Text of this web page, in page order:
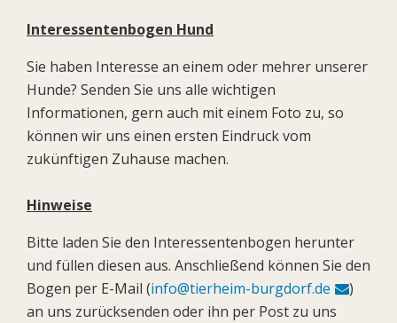
Interessentenbogen Hund
Sie haben Interesse an einem oder mehrer unserer
Hunde? Senden Sie uns alle wichtigen
Informationen, gern auch mit einem Foto zu, so
können wir uns einen ersten Eindruck vom
zukünftigen Zuhause machen.
Hinweise
Bitte laden Sie den Interessentenbogen herunter
und füllen diesen aus. Anschließend können Sie den
Bogen per E-Mail (info@tierheim-burgdorf.de
)
an uns zurücksenden oder ihn per Post zu uns